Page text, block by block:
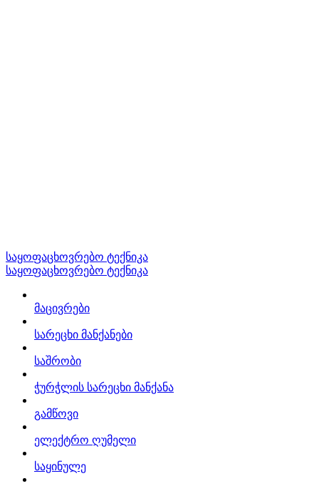
საყოფაცხოვრებო ტექნიკა
საყოფაცხოვრებო ტექნიკა
მაცივრები
სარეცხი მანქანები
საშრობი
ჭურჭლის სარეცხი მანქანა
გამწოვი
ელექტრო ღუმელი
საყინულე